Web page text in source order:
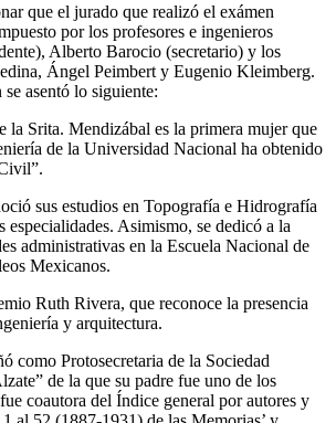
que el jurado que realizó el exámen
por los profesores e ingenieros
Alberto Barocio (secretario) y los
Ángel Peimbert y Eugenio Kleimberg.
asentó lo siguiente:
la Srita. Mendizábal es la primera mujer que
de la Universidad Nacional ha obtenido
sus estudios en Topografía e Hidrografía
especialidades. Asimismo, se dedicó a la
administrativas en la Escuela Nacional de
Mexicanos.
Ruth Rivera, que reconoce la presencia
y arquitectura.
como Protosecretaria de la Sociedad
de la que su padre fue uno de los
coautora del Índice general por autores y